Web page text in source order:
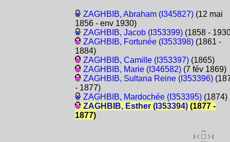
ZAGHBIB, Abraham (I345827)(12 mai
1856 - env 1930)
ZAGHBIB, Jacob (I353399)(1858 -
ZAGHBIB, Fortunée (I353398)(1861 -
1884)
ZAGHBIB, Camille (I353397)(1865)
ZAGHBIB, Marie (I346582)(7 fév 1869)
ZAGHBIB, Sultana Reine (I353396)
- 1877)
ZAGHBIB, Mardochée (I353395)(1874)
ZAGHBIB, Esther (I353394)(1877 -
1877)